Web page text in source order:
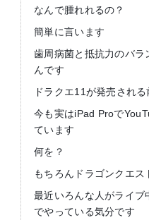
なんで腫れれるの？
簡単に言います
歯周病菌と抵抗力のバラ
んです
ドラクエ11が発売され
今も実はiPad Proで
ています
何を？
もちろんドラゴンクエス
最近いろんな人がライ
でやっている気分です